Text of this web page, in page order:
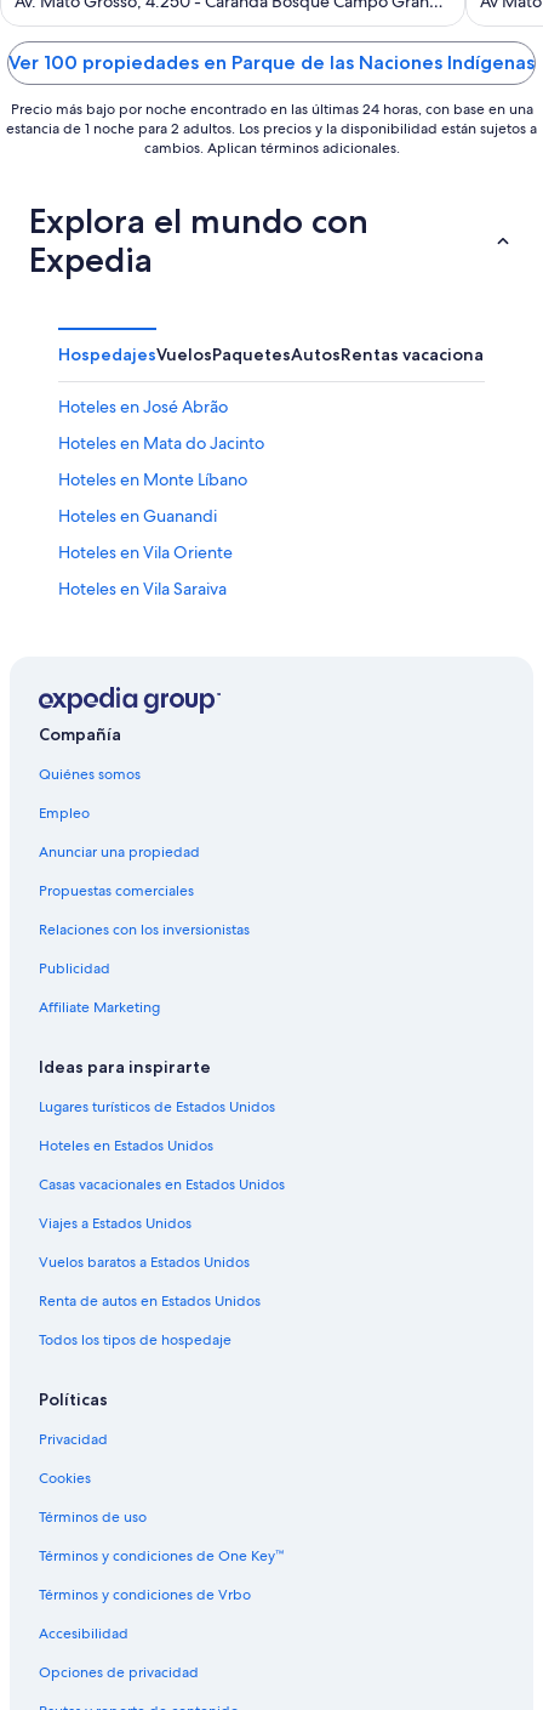
of
5
MS
of
5
Ver 100 propiedades en Parque de las Naciones Indígenas
Precio más bajo por noche encontrado en las últimas 24 horas, con base en una
estancia de 1 noche para 2 adultos. Los precios y la disponibilidad están sujetos a
cambios. Aplican términos adicionales.
Explora el mundo con
Expedia
HospedajesVuelosPaquetesAutosRentas vacacionales
Hoteles en José Abrão
Hoteles en Mata do Jacinto
Hoteles en Monte Líbano
Hoteles en Guanandi
Hoteles en Vila Oriente
Hoteles en Vila Saraiva
Hoteles para ir de compras en Mato Grosso del Sur
Hoteles de negocios en Mato Grosso del Sur
Hoteles en la playa en Mato Grosso del Sur
Hoteles baratos en Mato Grosso del Sur
Hoteles con bar en Mato Grosso del Sur
del Sur
Resorts en Mato Grosso del Sur
Hoteles haciendas en Mato Grosso del Sur
Hostales en Mato Grosso del Sur
Hoteles en Nova Lima
Apartamentos en Campo Grande
Hostales en Campo Grande
Hoteles con spa en Campo Grande
Hoteles de lujo en Campo Grande
Hoteles cerca del lago en Campo Grande
Hoteles con estacionamiento en Campo Grande
Hoteles que aceptan mascotas en Campo Grande
Hoteles en Campo Grande
Hoteles en Taquarussú
Hoteles en Vila Nasser
Hoteles en Chácara Cachoeira
Hoteles en Nova São Bento
Hoteles cerca de Centro comercial Norte Sul Plaza
Compañía
Quiénes somos
Empleo
Anunciar una propiedad
Propuestas comerciales
Relaciones con los inversionistas
Publicidad
Affiliate Marketing
Ideas para inspirarte
Lugares turísticos de Estados Unidos
Hoteles en Estados Unidos
Casas vacacionales en Estados Unidos
Viajes a Estados Unidos
Vuelos baratos a Estados Unidos
Renta de autos en Estados Unidos
Todos los tipos de hospedaje
Políticas
Privacidad
Cookies
Términos de uso
Términos y condiciones de One Key™
Términos y condiciones de Vrbo
Accesibilidad
Opciones de privacidad